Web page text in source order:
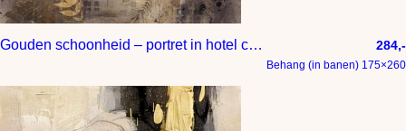
Gouden schoonheid – portret in hotel chique interieur stijl 284,-
Behang (in banen) 175×260